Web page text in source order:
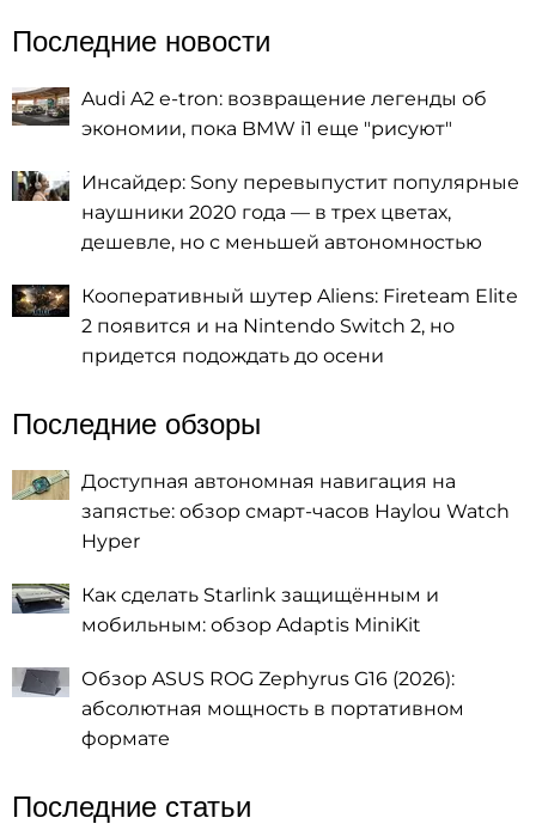
Последние новости
Audi A2 e-tron: возвращение легенды об
экономии, пока BMW i1 еще "рисуют"
Инсайдер: Sony перевыпустит популярные
наушники 2020 года — в трех цветах,
дешевле, но с меньшей автономностью
Кооперативный шутер Aliens: Fireteam Elite
2 появится и на Nintendo Switch 2, но
придется подождать до осени
Последние обзоры
Доступная автономная навигация на
запястье: обзор смарт-часов Haylou Watch
Hyper
Как сделать Starlink защищённым и
мобильным: обзор Adaptis MiniKit
Обзор ASUS ROG Zephyrus G16 (2026):
абсолютная мощность в портативном
формате
Последние статьи